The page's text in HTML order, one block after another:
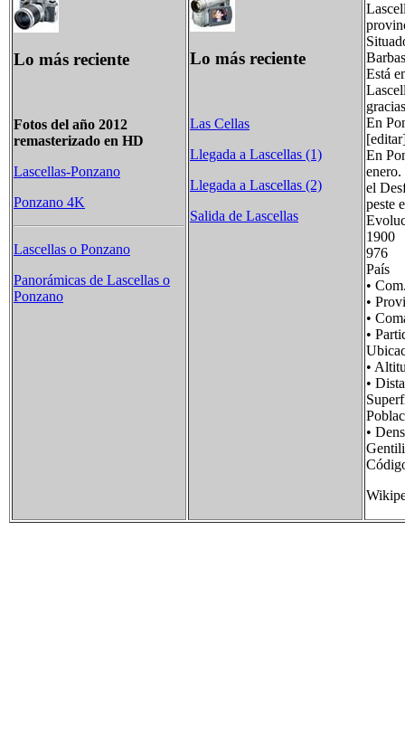
Lo más reciente
Fotos del año 2012
remasterizado en HD
Lascellas-Ponzano
Ponzano 4K
Lascellas o Ponzano
Panorámicas de Lascellas o
Ponzano
Lo más reciente
Las Cellas
Llegada a Lascellas (1)
Llegada a Lascellas (2)
Salida de Lascellas
Está
En
En
el
peste
País
•
•
•
•
•
•
•